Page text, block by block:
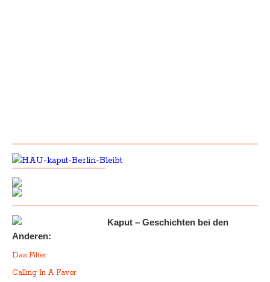
Kaput – Geschichten bei den
Anderen:
Das Filter
Calling In A Favor